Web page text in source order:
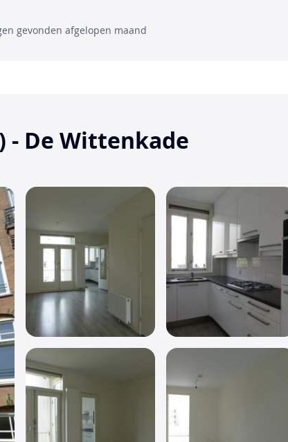
gevonden afgelopen maand
- De Wittenkade